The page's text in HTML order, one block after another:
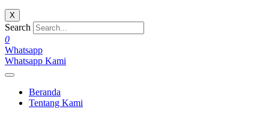
X
Search
0
Whatsapp
Whatsapp Kami
Beranda
Tentang Kami